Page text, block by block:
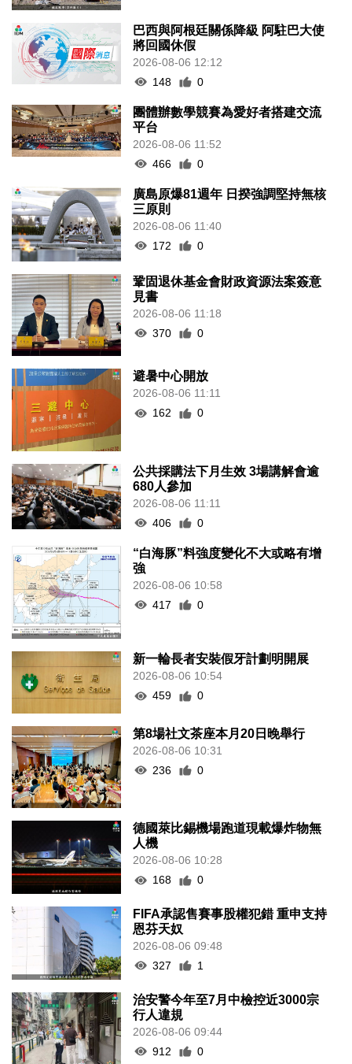
巴西與阿根廷關係降級 阿駐巴大使
將回國休假
2026-08-06 12:12
148
0
團體辦數學競賽為愛好者搭建交流
平台
2026-08-06 11:52
466
0
廣島原爆81週年 日揆強調堅持無核
三原則
2026-08-06 11:40
172
0
鞏固退休基金會財政資源法案簽意
見書
2026-08-06 11:18
370
0
避暑中心開放
2026-08-06 11:11
162
0
公共採購法下月生效 3場講解會逾
680人參加
2026-08-06 11:11
406
0
“白海豚”料強度變化不大或略有增
強
2026-08-06 10:58
417
0
新一輪長者安裝假牙計劃明開展
2026-08-06 10:54
459
0
第8場社文茶座本月20日晚舉行
2026-08-06 10:31
236
0
德國萊比錫機場跑道現載爆炸物無
人機
2026-08-06 10:28
168
0
FIFA承認售賽事股權犯錯 重申支持
恩芬天奴
2026-08-06 09:48
327
1
治安警今年至7月中檢控近3000宗
行人違規
2026-08-06 09:44
912
0